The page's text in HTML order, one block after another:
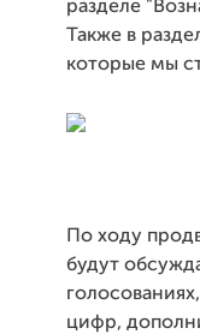
разделе
Также в
которые мы
По ходу
будут
цифр,